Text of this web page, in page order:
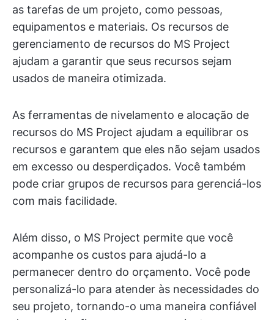
as tarefas de um projeto, como pessoas,
equipamentos e materiais. Os recursos de
gerenciamento de recursos do MS Project
ajudam a garantir que seus recursos sejam
usados de maneira otimizada.
As ferramentas de nivelamento e alocação de
recursos do MS Project ajudam a equilibrar os
recursos e garantem que eles não sejam usados
em excesso ou desperdiçados. Você também
pode criar grupos de recursos para gerenciá-los
com mais facilidade.
Além disso, o MS Project permite que você
acompanhe os custos para ajudá-lo a
permanecer dentro do orçamento. Você pode
personalizá-lo para atender às necessidades do
seu projeto, tornando-o uma maneira confiável